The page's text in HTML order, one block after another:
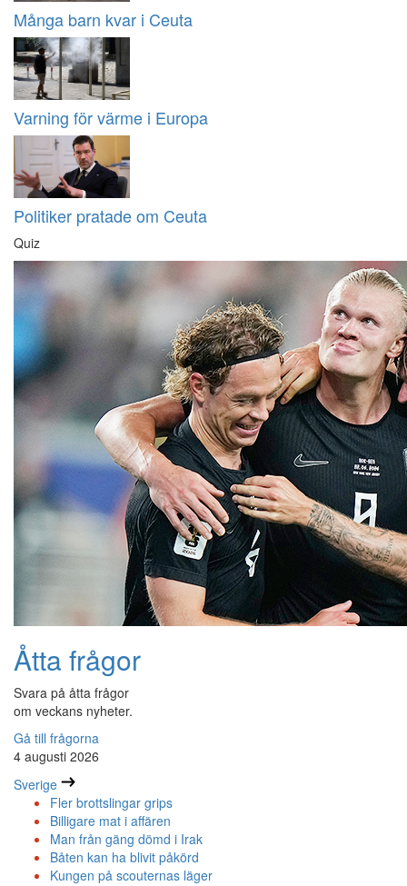
Många barn kvar i Ceuta
Varning för värme i Europa
Politiker pratade om Ceuta
Quiz
Åtta frågor
Svara på åtta frågor
om veckans nyheter.
Gå till frågorna
4 augusti 2026
Sverige
Fler brottslingar grips
Billigare mat i affären
Man från gäng dömd i Irak
Båten kan ha blivit påkörd
Kungen på scouternas läger